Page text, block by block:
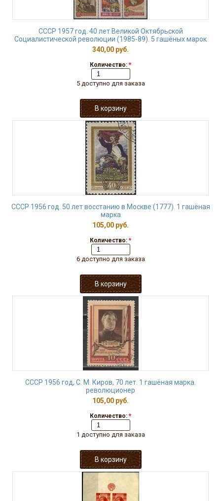
СССР 1957 год. 40 лет Великой Октябрьской
Социалистической революции (1985-89). 5 гашёных марок
340,00 руб.
Количество: *
5 доступно для заказа
СССР 1956 год. 50 лет восстанию в Москве (1777). 1 гашёная
марка
105,00 руб.
Количество: *
6 доступно для заказа
СССР 1956 год, С. М. Киров, 70 лет. 1 гашёная марка.
революционер
105,00 руб.
Количество: *
1 доступно для заказа